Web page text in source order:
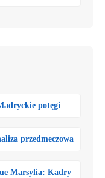
potęgi
przedmeczowa
Marsylia: Kadry